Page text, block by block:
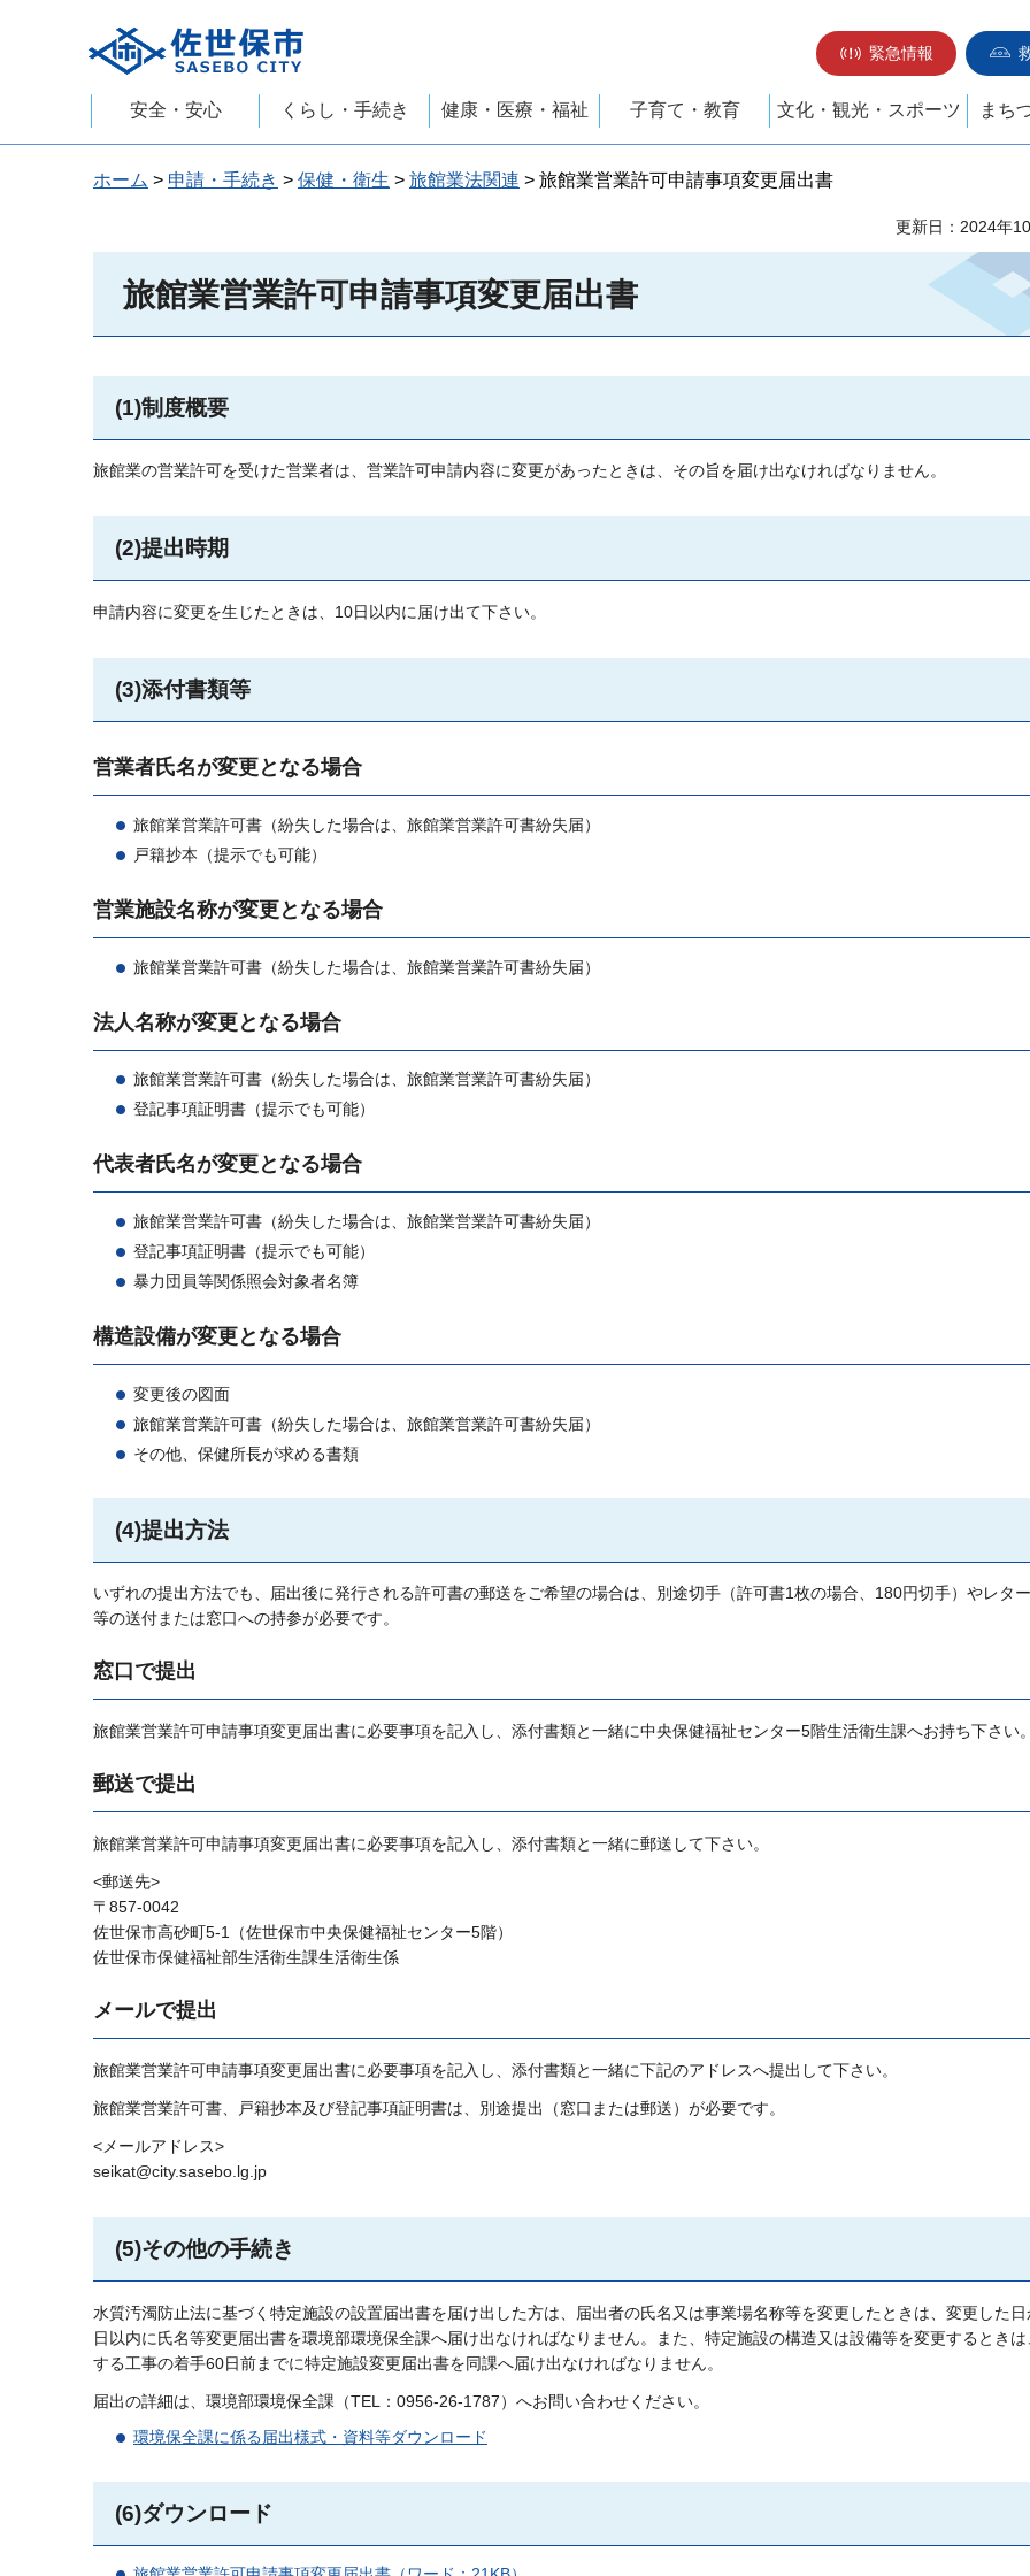
佐世保市
緊急情報
安全・安心 くらし・手続き 健康・医療・福祉 子育て・教育 文化・観光・スポーツ まち
ホーム > 申請・手続き > 保健・衛生 > 旅館業法関連 > 旅館業営業許可申請事項変更届出書
更新日：2024年
旅館業営業許可申請事項変更届出書
(1)制度概要
旅館業の営業許可を受けた営業者は、営業許可申請内容に変更があったときは、その旨を届け出なければなりません。
(2)提出時期
申請内容に変更を生じたときは、10日以内に届け出て下さい。
(3)添付書類等
営業者氏名が変更となる場合
旅館業営業許可書（紛失した場合は、旅館業営業許可書紛失届）
戸籍抄本（提示でも可能）
営業施設名称が変更となる場合
旅館業営業許可書（紛失した場合は、旅館業営業許可書紛失届）
法人名称が変更となる場合
旅館業営業許可書（紛失した場合は、旅館業営業許可書紛失届）
登記事項証明書（提示でも可能）
代表者氏名が変更となる場合
旅館業営業許可書（紛失した場合は、旅館業営業許可書紛失届）
登記事項証明書（提示でも可能）
暴力団員等関係照会対象者名簿
構造設備が変更となる場合
変更後の図面
旅館業営業許可書（紛失した場合は、旅館業営業許可書紛失届）
その他、保健所長が求める書類
(4)提出方法
いずれの提出方法でも、届出後に発行される許可書の郵送をご希望の場合は、別途切手（許可書1枚の場合、180円切手）やレタ
等の送付または窓口への持参が必要です。
窓口で提出
旅館業営業許可申請事項変更届出書に必要事項を記入し、添付書類と一緒に中央保健福祉センター5階生活衛生課へお持ち下さい。
郵送で提出
旅館業営業許可申請事項変更届出書に必要事項を記入し、添付書類と一緒に郵送して下さい。
<郵送先>
〒857-0042
佐世保市高砂町5-1（佐世保市中央保健福祉センター5階）
佐世保市保健福祉部生活衛生課生活衛生係
メールで提出
旅館業営業許可申請事項変更届出書に必要事項を記入し、添付書類と一緒に下記のアドレスへ提出して下さい。
旅館業営業許可書、戸籍抄本及び登記事項証明書は、別途提出（窓口または郵送）が必要です。
<メールアドレス>
seikat@city.sasebo.lg.jp
(5)その他の手続き
水質汚濁防止法に基づく特定施設の設置届出書を届け出した方は、届出者の氏名又は事業場名称等を変更したときは、変更した
日以内に氏名等変更届出書を環境部環境保全課へ届け出なければなりません。また、特定施設の構造又は設備等を変更するときは
する工事の着手60日前までに特定施設変更届出書を同課へ届け出なければなりません。
届出の詳細は、環境部環境保全課（TEL：0956-26-1787）へお問い合わせください。
環境保全課に係る届出様式・資料等ダウンロード
(6)ダウンロード